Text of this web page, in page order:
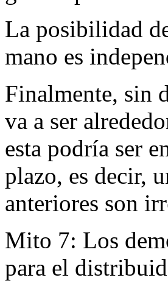
La posibilidad
mano es
Finalmente, sin
va a ser
esta podría ser
plazo, es decir,
anteriores son
Mito 7: Los
para el